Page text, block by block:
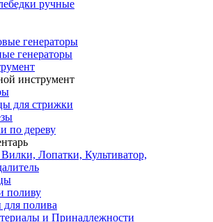
ручные
генераторы
генераторы
инструмент
для стрижки
по дереву
Лопатки, Культиватор,
поливу
полива
и Принадлежности